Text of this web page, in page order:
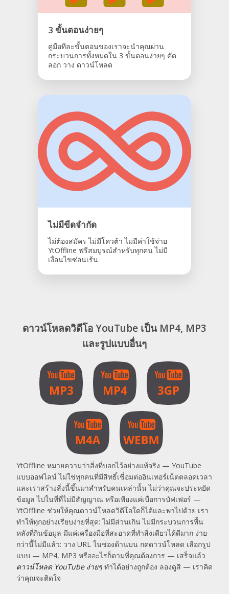
3 ขั้นตอนง่ายๆ
คู่มือทีละขั้นตอนของเราจะนำคุณผ่าน
กระบวนการทั้งหมดใน 3 ขั้นตอนง่ายๆ คัด
ลอก วาง ดาวน์โหลด
ไม่มีขีดจำกัด
ไม่ต้องสมัคร ไม่มีโควต้า ไม่มีค่าใช้จ่าย
YtOffline ฟรีสมบูรณ์สำหรับทุกคน ไม่มี
เงื่อนไขซ่อนเร้น
ดาวน์โหลดวิดีโอ YouTube เป็น MP4, MP3
และรูปแบบอื่นๆ
YtOffline หมายความว่าสิ่งที่บอกไว้อย่างแท้จริง — YouTube
แบบออฟไลน์ ไม่ใช่ทุกคนที่มีสิทธิ์เชื่อมต่ออินเทอร์เน็ตตลอดเวลา
และเราสร้างสิ่งนี้ขึ้นมาสำหรับคนเหล่านั้น ไม่ว่าคุณจะประหยัด
ข้อมูล ไปในที่ที่ไม่มีสัญญาณ หรือเพียงแค่เบื่อการบัฟเฟอร์ —
YtOffline ช่วยให้คุณดาวน์โหลดวิดีโอใดก็ได้และพาไปด้วย เรา
ทำให้ทุกอย่างเรียบง่ายที่สุด: ไม่มีส่วนเกิน ไม่มีกระบวนการพื้น
หลังที่กินข้อมูล มีแค่เครื่องมือที่สะอาดที่ทำสิ่งเดียวได้ดีมาก ง่าย
กว่านี้ไม่มีแล้ว: วาง URL ในช่องด้านบน กดดาวน์โหลด เลือกรูป
แบบ — MP4, MP3 หรืออะไรก็ตามที่คุณต้องการ — เสร็จแล้ว
ดาวน์โหลด YouTube ง่ายๆ ทำได้อย่างถูกต้อง ลองดูสิ — เราคิด
ว่าคุณจะติดใจ